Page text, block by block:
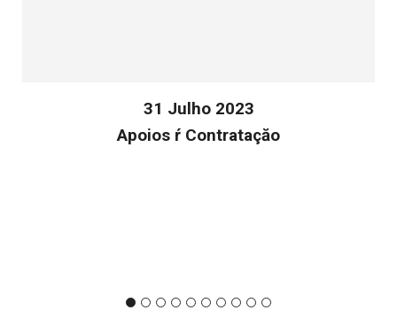
31 Julho 2023
Apoios ŕ Contrataçăo